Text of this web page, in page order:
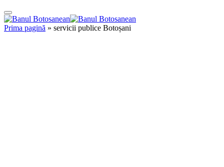
Prima pagină » servicii publice Botoșani